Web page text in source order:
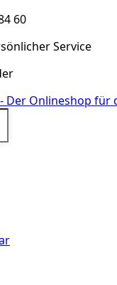
60
Service